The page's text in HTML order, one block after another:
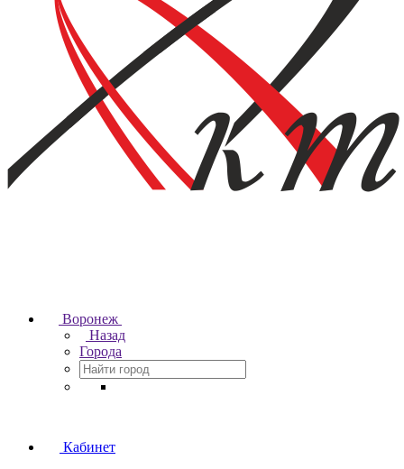
Воронеж
Назад
Города
Кабинет